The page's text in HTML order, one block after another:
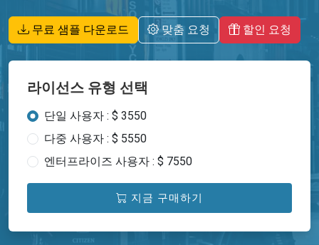
무료 샘플 다운로드 맞춤 요청 할인 요청
라이선스 유형 선택
단일 사용자 : $ 3550
다중 사용자 : $ 5550
엔터프라이즈 사용자 : $ 7550
지금 구매하기